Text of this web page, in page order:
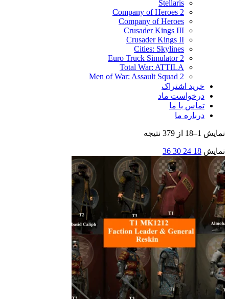
Stellaris
Company of Heroes 2
Company of Heroes
Crusader Kings III
Crusader Kings II
Cities: Skylines
Euro Truck Simulator 2
Total War: ATTILA
Men of War: Assault Squad 2
خرید اشتراک
درخواست ماد
تماس با ما
درباره ما
نمایش 1–18 از 379 نتیجه
نمایش 18
24
30
36